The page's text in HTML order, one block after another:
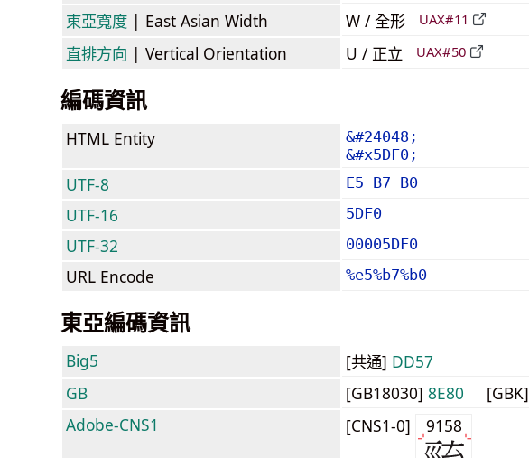
東亞寬度 | East Asian Width W / 全形 UAX#11
直排方向 | Vertical Orientation U / 正立 UAX#50
編碼資訊
HTML Entity
&#24048;
&#x5DF0;
UTF-8 E5 B7 B0
UTF-16 5DF0
UTF-32 00005DF0
URL Encode %e5%b7%b0
東亞編碼資訊
Big5 [共通] DD57
GB
[GB18030] 8E80 [GBK]
Adobe-CNS1
[CNS1-0] 9158